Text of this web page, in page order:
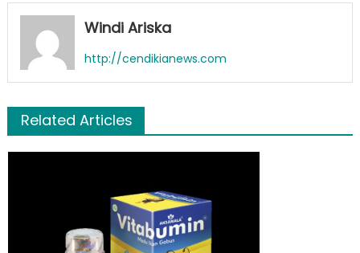
Windi Ariska
http://cendikianews.com
Related Articles